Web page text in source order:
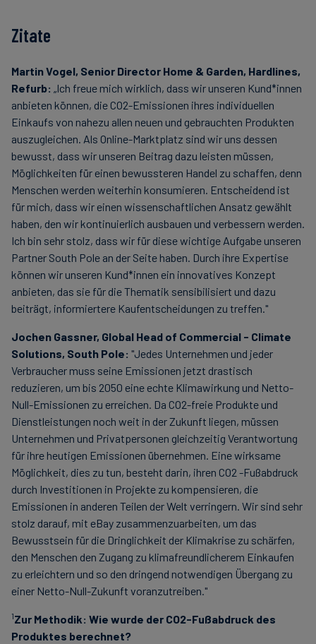
Zitate
Martin Vogel, Senior Director Home & Garden, Hardlines,
Refurb: „Ich freue mich wirklich, dass wir unseren Kund*innen
anbieten können, die CO2-Emissionen ihres individuellen
Einkaufs von nahezu allen neuen und gebrauchten Produkten
auszugleichen. Als Online-Marktplatz sind wir uns dessen
bewusst, dass wir unseren Beitrag dazu leisten müssen,
Möglichkeiten für einen bewussteren Handel zu schaffen, denn
Menschen werden weiterhin konsumieren. Entscheidend ist
für mich, dass wir einen wissenschaftlichen Ansatz gewählt
haben, den wir kontinuierlich ausbauen und verbessern werden.
Ich bin sehr stolz, dass wir für diese wichtige Aufgabe unseren
Partner South Pole an der Seite haben. Durch ihre Expertise
können wir unseren Kund*innen ein innovatives Konzept
anbieten, das sie für die Thematik sensibilisiert und dazu
beiträgt, informiertere Kaufentscheidungen zu treffen."
Jochen Gassner, Global Head of Commercial - Climate
Solutions, South Pole: "Jedes Unternehmen und jeder
Verbraucher muss seine Emissionen jetzt drastisch
reduzieren, um bis 2050 eine echte Klimawirkung und Netto-
Null-Emissionen zu erreichen. Da CO2-freie Produkte und
Dienstleistungen noch weit in der Zukunft liegen, müssen
Unternehmen und Privatpersonen gleichzeitig Verantwortung
für ihre heutigen Emissionen übernehmen. Eine wirksame
Möglichkeit, dies zu tun, besteht darin, ihren CO2 -Fußabdruck
durch Investitionen in Projekte zu kompensieren, die
Emissionen in anderen Teilen der Welt verringern. Wir sind sehr
stolz darauf, mit eBay zusammenzuarbeiten, um das
Bewusstsein für die Dringlichkeit der Klimakrise zu schärfen,
den Menschen den Zugang zu klimafreundlicherem Einkaufen
zu erleichtern und so den dringend notwendigen Übergang zu
einer Netto-Null-Zukunft voranzutreiben."
1Zur Methodik: Wie wurde der CO2-Fußabdruck des
Produktes berechnet?